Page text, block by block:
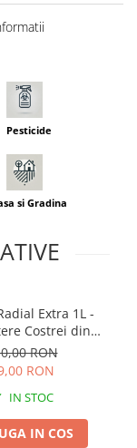
Pesticide
si Gradina
Extra 1L -
Costrei din
in Cultura de
RON
RON
IN STOC
IN COS